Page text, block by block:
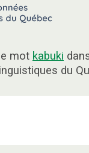
mot kabuki
du